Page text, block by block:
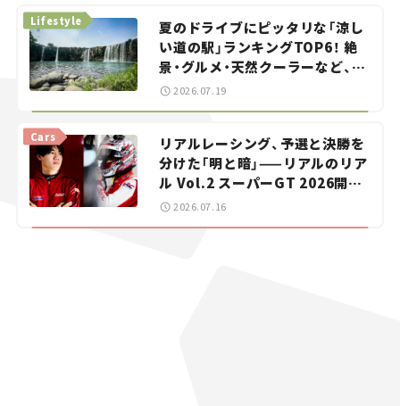
夏のドライブにピッタリな「涼し
い道の駅」ランキングTOP6！ 絶
景・グルメ・天然クーラーなど、避
暑におすすめのスポットを紹介
Lifestyle
2026.07.19
リアルレーシング、予選と決勝を
分けた「明と暗」——リアルのリア
ル Vol.2 スーパーGT 2026開幕
戦 岡山国際サーキット
Cars
2026.07.16